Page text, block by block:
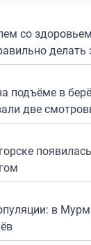
со
делать
подъёме в
две
в